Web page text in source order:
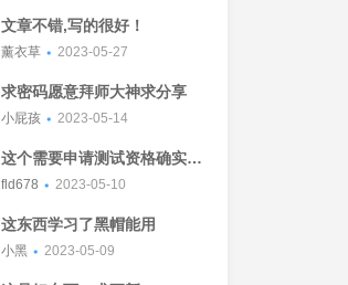
文章不错,写的很好！
薰衣草 2023-05-27
求密码愿意拜师大神求分享
小屁孩 2023-05-14
这个需要申请测试资格确实不
错的东西
fld678 2023-05-10
这东西学习了黑帽能用
小黑 2023-05-09